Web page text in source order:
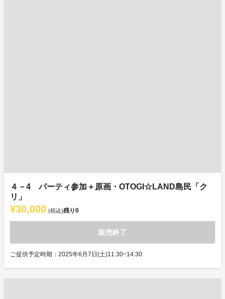
４－4 パーティ参加＋原画・OTOGI☆LAND島民「ク
リ」
¥30,000 (税込)残り0
販売終了
ご提供予定時期：2025年6月7日(土)11:30~14:30